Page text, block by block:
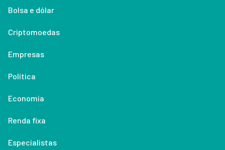
Bolsa e dólar
Criptomoedas
Empresas
Política
Economia
Renda fixa
Especialistas